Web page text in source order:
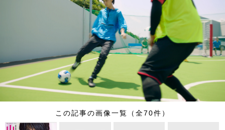
この記事の画像一覧（全70件）